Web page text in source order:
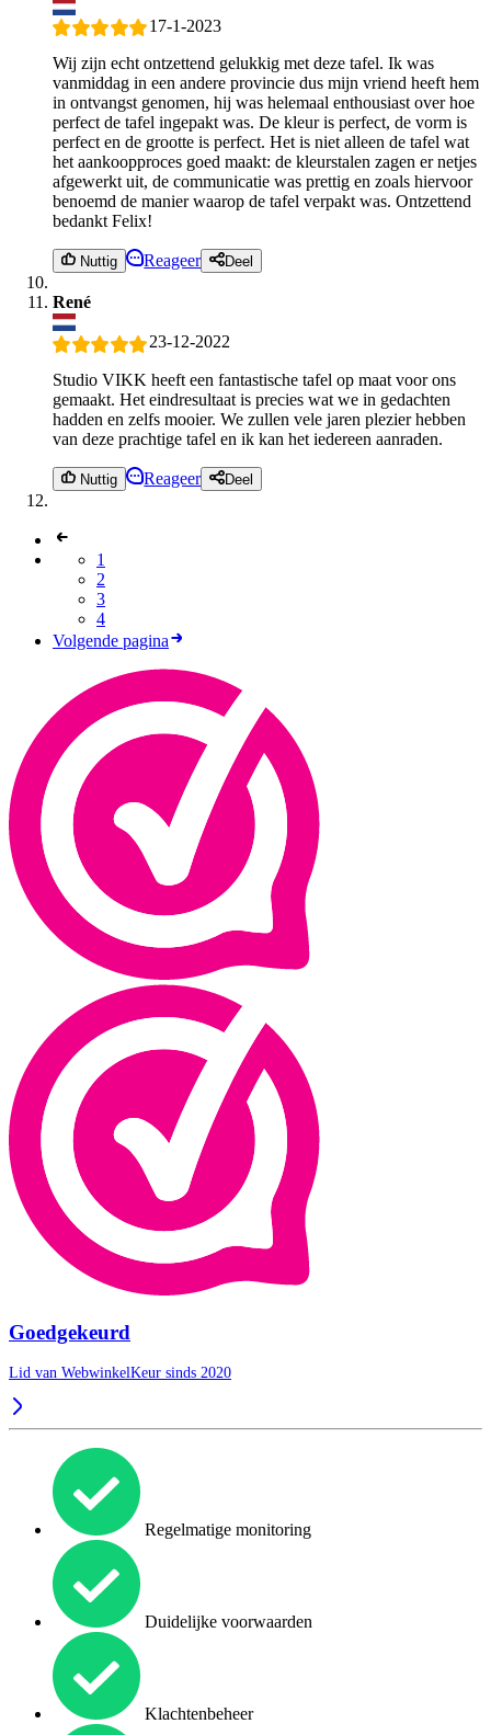
17-1-2023
Wij zijn echt ontzettend gelukkig met deze tafel. Ik was
vanmiddag in een andere provincie dus mijn vriend heeft hem
in ontvangst genomen, hij was helemaal enthousiast over hoe
perfect de tafel ingepakt was. De kleur is perfect, de vorm is
perfect en de grootte is perfect. Het is niet alleen de tafel wat
het aankoopproces goed maakt: de kleurstalen zagen er netjes
afgewerkt uit, de communicatie was prettig en zoals hiervoor
benoemd de manier waarop de tafel verpakt was. Ontzettend
bedankt Felix!
Nuttig Reageer Deel
René
23-12-2022
Studio VIKK heeft een fantastische tafel op maat voor ons
gemaakt. Het eindresultaat is precies wat we in gedachten
hadden en zelfs mooier. We zullen vele jaren plezier hebben
van deze prachtige tafel en ik kan het iedereen aanraden.
Nuttig Reageer Deel
1
2
3
4
Volgende pagina
Goedgekeurd
Lid van WebwinkelKeur sinds 2020
Regelmatige monitoring
Duidelijke voorwaarden
Klachtenbeheer